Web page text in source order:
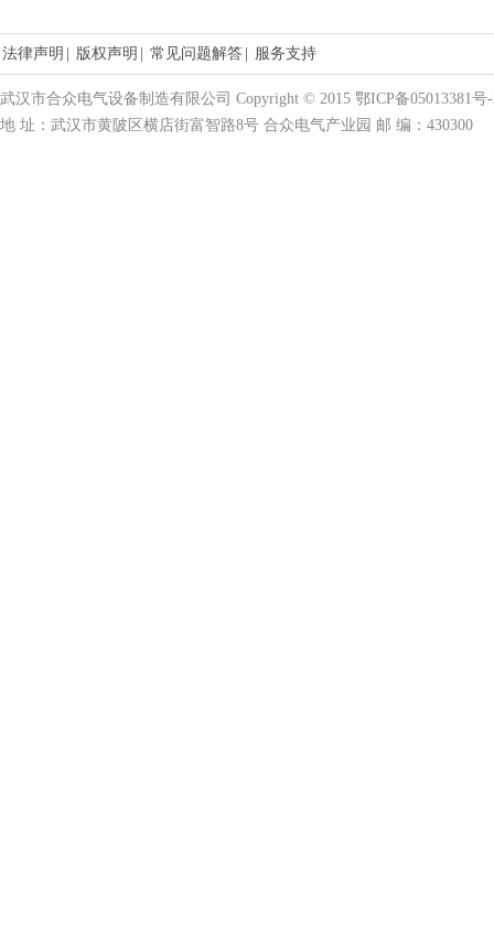
法律声明 版权声明 常见问题解答 服务支持
武汉市合众电气设备制造有限公司 Copyright © 2015 鄂ICP备05013381号
地 址：武汉市黄陂区横店街富智路8号 合众电气产业园 邮 编：430300